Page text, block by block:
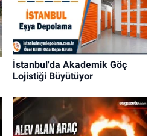
İstanbul'da Akademik Göç
Lojistiği Büyütüyor